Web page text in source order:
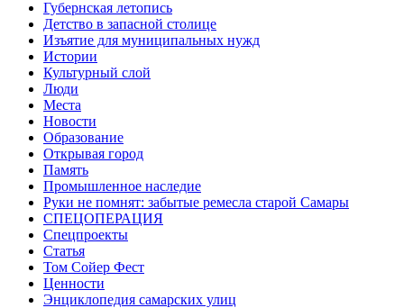
Губернская летопись
Детство в запасной столице
Изъятие для муниципальных нужд
Истории
Культурный слой
Люди
Места
Новости
Образование
Открывая город
Память
Промышленное наследие
Руки не помнят: забытые ремесла старой Самары
СПЕЦОПЕРАЦИЯ
Спецпроекты
Статья
Том Сойер Фест
Ценности
Энциклопедия самарских улиц